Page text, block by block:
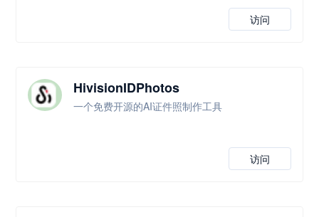
访问
HivisionIDPhotos
一个免费开源的AI证件照制作工具
访问